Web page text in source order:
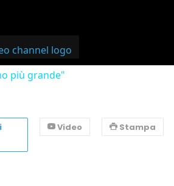
più grande"
Video Stampa